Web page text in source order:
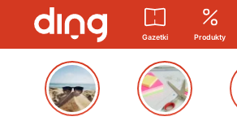
Gazetki Produkty